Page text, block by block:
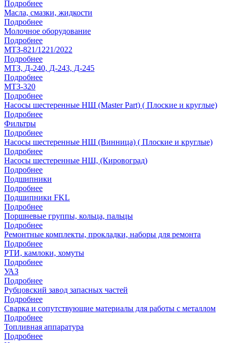
Подробнее
Масла, смазки, жидкости
Подробнее
Молочное оборудование
Подробнее
МТЗ-821/1221/2022
Подробнее
МТЗ, Д-240, Д-243, Д-245
Подробнее
МТЗ-320
Подробнее
Насосы шестеренные НШ (Master Part) ( Плоские и круглые)
Подробнее
Фильтры
Подробнее
Насосы шестеренные НШ (Винница) ( Плоские и круглые)
Подробнее
Насосы шестеренные НШ, (Кировоград)
Подробнее
Подшипники
Подробнее
Подшипники FKL
Подробнее
Поршневые группы, кольца, пальцы
Подробнее
Ремонтные комплекты, прокладки, наборы для ремонта
Подробнее
РТИ, камлоки, хомуты
Подробнее
УАЗ
Подробнее
Рубцовский завод запасных частей
Подробнее
Сварка и сопутствующие материалы для работы с металлом
Подробнее
Топливная аппаратура
Подробнее